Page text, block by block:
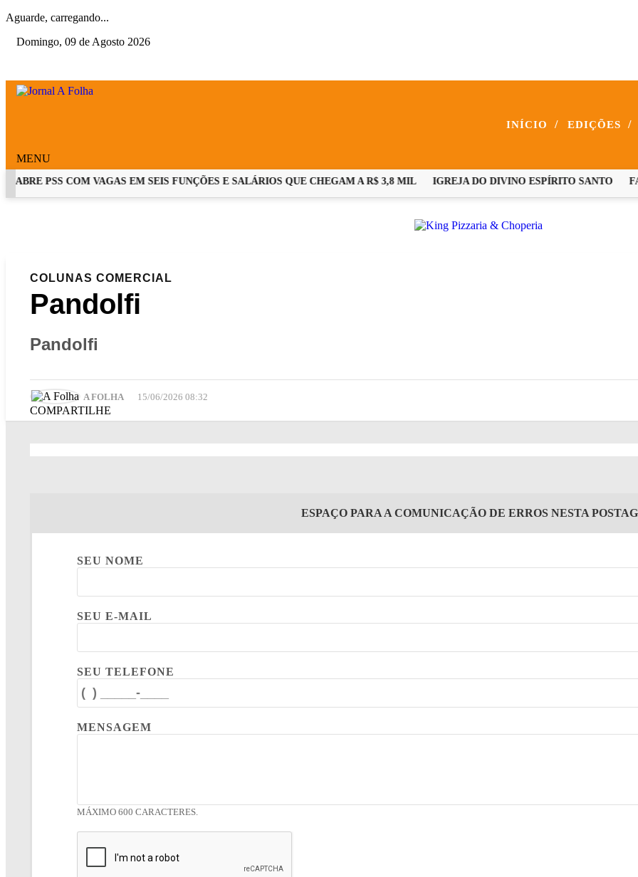
Aguarde, carregando...
Domingo, 09 de Agosto 2026
INÍCIO / EDIÇÕES /
MENU
PSS COM VAGAS EM SEIS FUNÇÕES E SALÁRIOS QUE CHEGAM A R$ 3,8 MIL IGREJA DO DIVINO ESPÍRITO SANTO
COLUNAS COMERCIAL
Pandolfi
Pandolfi
A FOLHA 15/06/2026 08:32
COMPARTILHE
ESPAÇO PARA A COMUNICAÇÃO DE ERROS NESTA
SEU NOME
SEU E-MAIL
SEU TELEFONE
MENSAGEM
MÁXIMO 600 CARACTERES.